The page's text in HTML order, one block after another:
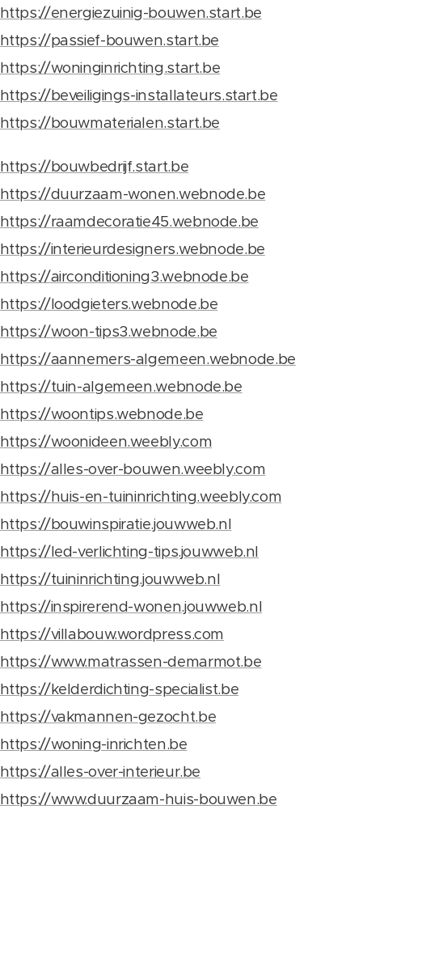
https://energiezuinig-bouwen.start.be
https://passief-bouwen.start.be
https://woninginrichting.start.be
https://beveiligings-installateurs.start.be
https://bouwmaterialen.start.be
https://bouwbedrijf.start.be
https://duurzaam-wonen.webnode.be
https://raamdecoratie45.webnode.be
https://interieurdesigners.webnode.be
https://airconditioning3.webnode.be
https://loodgieters.webnode.be
https://woon-tips3.webnode.be
https://aannemers-algemeen.webnode.be
https://tuin-algemeen.webnode.be
https://woontips.webnode.be
https://woonideen.weebly.com
https://alles-over-bouwen.weebly.com
https://huis-en-tuininrichting.weebly.com
https://bouwinspiratie.jouwweb.nl
https://led-verlichting-tips.jouwweb.nl
https://tuininrichting.jouwweb.nl
https://inspirerend-wonen.jouwweb.nl
https://villabouw.wordpress.com
https://www.matrassen-demarmot.be
https://kelderdichting-specialist.be
https://vakmannen-gezocht.be
https://woning-inrichten.be
https://alles-over-interieur.be
https://www.duurzaam-huis-bouwen.be